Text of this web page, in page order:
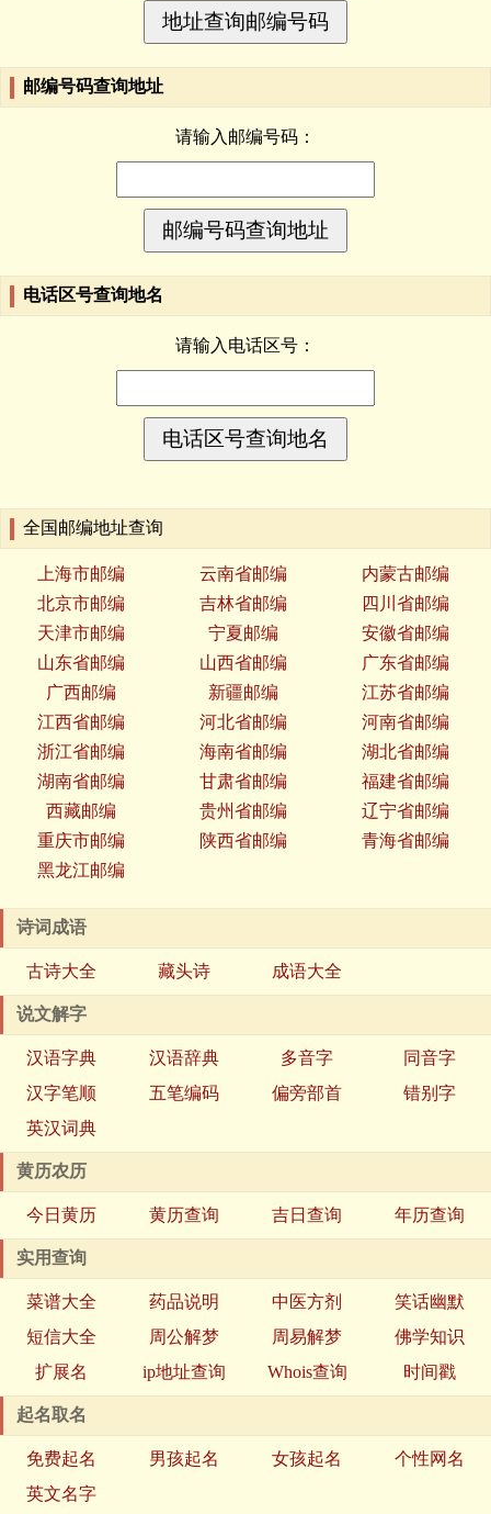
邮编号码查询地址
请输入邮编号码：
电话区号查询地名
请输入电话区号：
全国邮编地址查询
上海市邮编 云南省邮编
内蒙古邮编
北京市邮编
吉林省邮编
四川省邮编
天津市邮编
宁夏邮编
安徽省邮编
山东省邮编
山西省邮编
广东省邮编
广西邮编
新疆邮编
江苏省邮编
江西省邮编
河北省邮编
河南省邮编
浙江省邮编
海南省邮编
湖北省邮编
湖南省邮编
甘肃省邮编
福建省邮编
西藏邮编
贵州省邮编
辽宁省邮编
重庆市邮编
陕西省邮编
青海省邮编
黑龙江邮编
诗词成语
古诗大全 藏头诗 成语大全
说文解字
汉语字典 汉语辞典 多音字
同音字
汉字笔顺
五笔编码 偏旁部首
错别字
英汉词典
黄历农历
今日黄历 黄历查询 吉日查询 年历查询
实用查询
菜谱大全 药品说明 中医方剂
笑话幽默
短信大全
周公解梦 周易解梦
佛学知识
扩展名
ip地址查询 Whois查询 时间戳
起名取名
免费起名 男孩起名 女孩起名
个性网名
英文名字